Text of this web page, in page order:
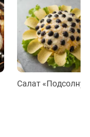
Салат